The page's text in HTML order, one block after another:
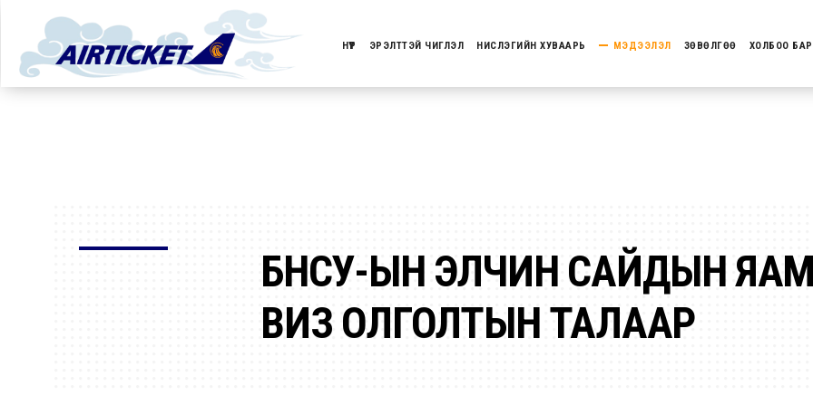
НҮҮР ЭРЭЛТТЭЙ ЧИГЛЭЛ НИСЛЭГИЙН ХУВААРЬ МЭДЭЭЛЭЛ ЗӨВӨЛГӨӨ ХОЛБОО
БНСУ-ЫН ЭЛЧИН САЙДЫН
ВИЗ ОЛГОЛТЫН ТАЛААР